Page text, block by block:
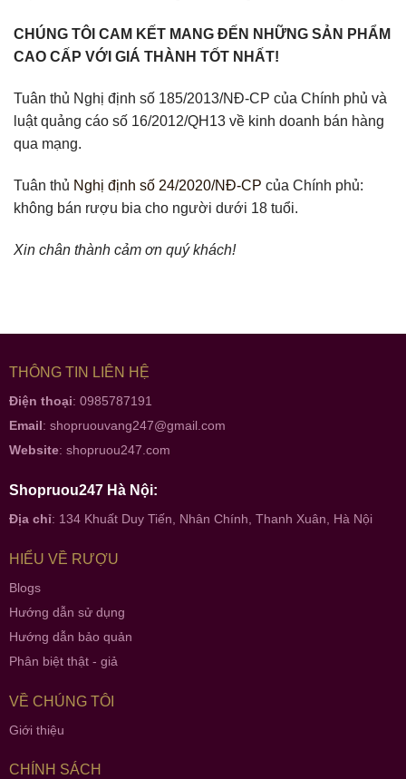
CHÚNG TÔI CAM KẾT MANG ĐẾN NHỮNG SẢN PHẨM
CAO CẤP VỚI GIÁ THÀNH TỐT NHẤT!
Tuân thủ Nghị định số 185/2013/NĐ-CP của Chính phủ và
luật quảng cáo số 16/2012/QH13 về kinh doanh bán hàng
qua mạng.
Tuân thủ Nghị định số 24/2020/NĐ-CP của Chính phủ:
không bán rượu bia cho người dưới 18 tuổi.
Xin chân thành cảm ơn quý khách!
THÔNG TIN LIÊN HỆ
Điện thoại: 0985787191
Email: shopruouvang247@gmail.com
Website: shopruou247.com
Shopruou247 Hà Nội:
Địa chỉ: 134 Khuất Duy Tiến, Nhân Chính, Thanh Xuân, Hà Nội
HIỂU VỀ RƯỢU
Blogs
Hướng dẫn sử dụng
Hướng dẫn bảo quản
Phân biệt thật - giả
VỀ CHÚNG TÔI
Giới thiệu
CHÍNH SÁCH